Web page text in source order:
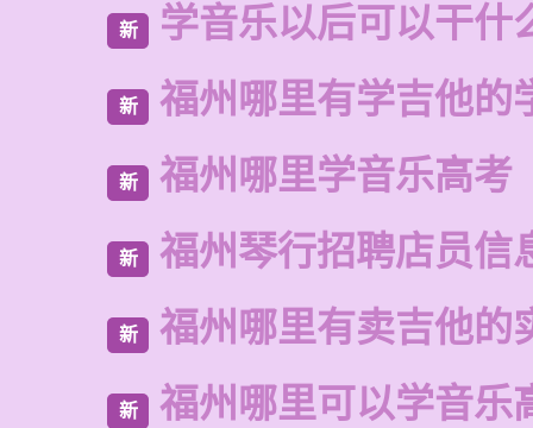
新 学音乐以后可以干什
新 福州哪里有学吉他的
新 福州哪里学音乐高考
新 福州琴行招聘店员信
新 福州哪里有卖吉他的
新 福州哪里可以学音乐